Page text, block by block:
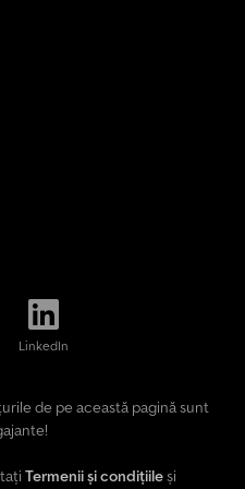
LinkedIn
de pe această pagină sunt
Termenii și condițiileși